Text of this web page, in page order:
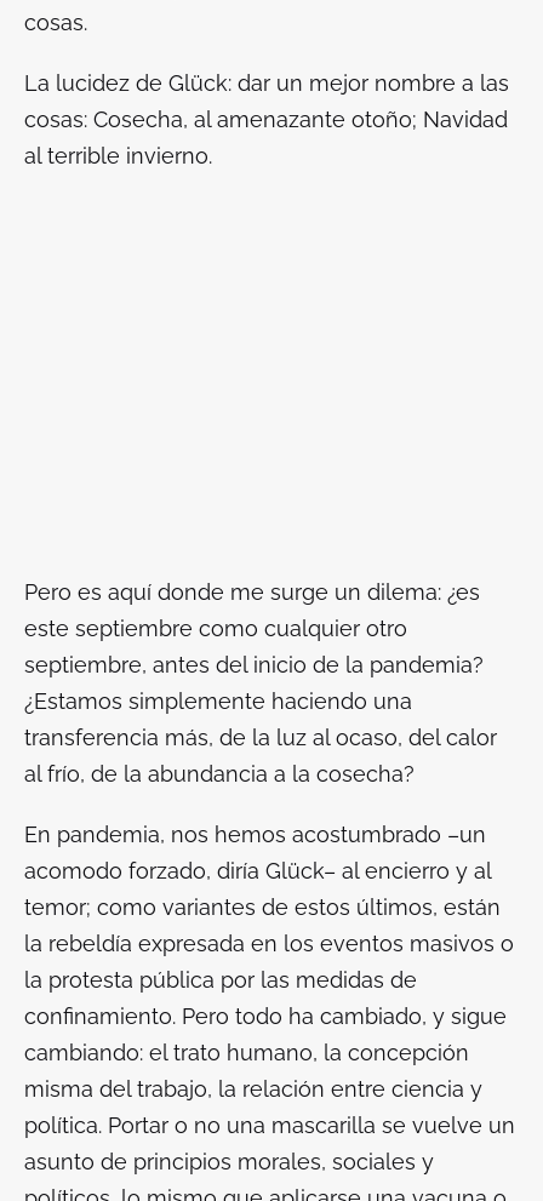
cosas.
La lucidez de Glück: dar un mejor nombre a las
cosas: Cosecha, al amenazante otoño; Navidad
al terrible invierno.
Pero es aquí donde me surge un dilema: ¿es
este septiembre como cualquier otro
septiembre, antes del inicio de la pandemia?
¿Estamos simplemente haciendo una
transferencia más, de la luz al ocaso, del calor
al frío, de la abundancia a la cosecha?
En pandemia, nos hemos acostumbrado –un
acomodo forzado, diría Glück– al encierro y al
temor; como variantes de estos últimos, están
la rebeldía expresada en los eventos masivos o
la protesta pública por las medidas de
confinamiento. Pero todo ha cambiado, y sigue
cambiando: el trato humano, la concepción
misma del trabajo, la relación entre ciencia y
política. Portar o no una mascarilla se vuelve un
asunto de principios morales, sociales y